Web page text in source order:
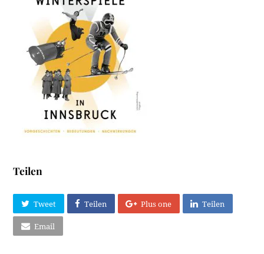
Teilen
Tweet Teilen Plus one Teilen
Email